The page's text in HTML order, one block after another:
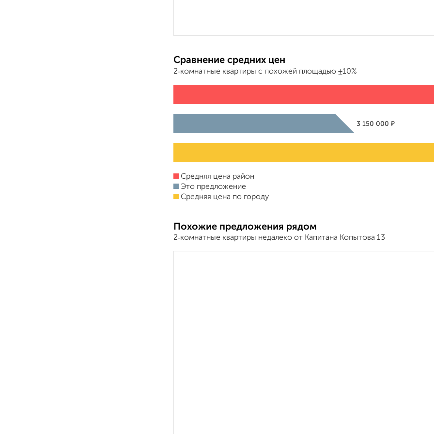
Сравнение средних цен
2‑комнатные квартиры с похожей площадью ±10%
3 150 000 ₽
Средняя цена район
Это предложение
Средняя цена по городу
Похожие предложения рядом
2‑комнатные квартиры недалеко от Капитана Копытова 13